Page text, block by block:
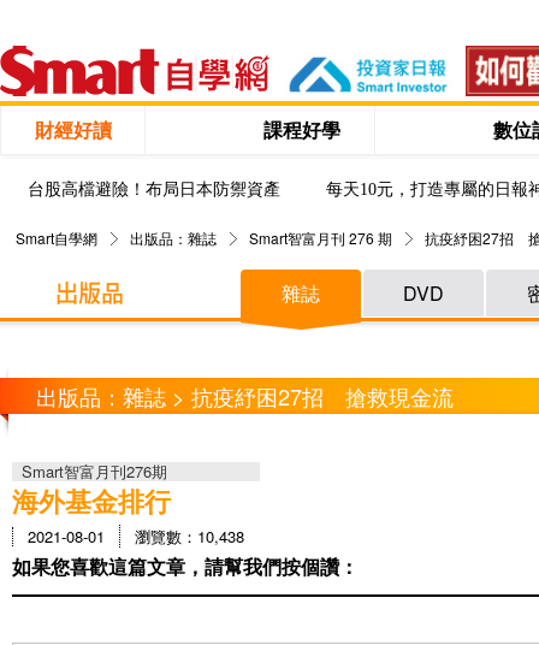
財經好讀 課程好學 數位
台股高檔避險！布局日本防禦資產 每天10元，打造專屬的日報
Smart自學網 出版品：雜誌 Smart智富月刊 276 期 抗疫紓困27招
雜誌 DVD
出版品：雜誌 > 抗疫紓困27招 搶救現金流
Smart智富月刊276期
海外基金排行
2021-08-01 瀏覽數：10,438
如果您喜歡這篇文章，請幫我們按個讚：